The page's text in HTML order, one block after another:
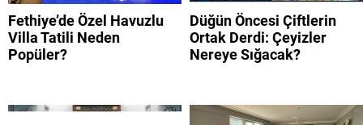
Fethiye’de Özel Havuzlu
Villa Tatili Neden
Popüler?
Düğün Öncesi Çiftlerin
Ortak Derdi: Çeyizler
Nereye Sığacak?